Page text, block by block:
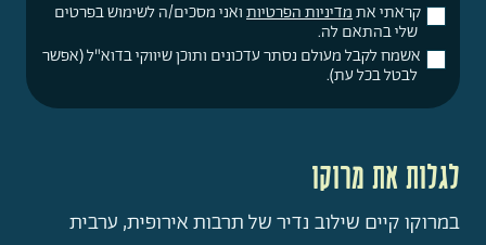
קראתי אתמדיניות הפרטיותואני מסכים/ה לשימוש בפרטים
שלי בהתאם לה.
אשמח לקבל מעולם נסתר עדכונים ותוכן שיווקי בדוא"ל (אפשר
לבטל בכל עת).
לגלות את מרוקו
במרוקו קיים שילוב נדיר של תרבות אירופית, ערבית